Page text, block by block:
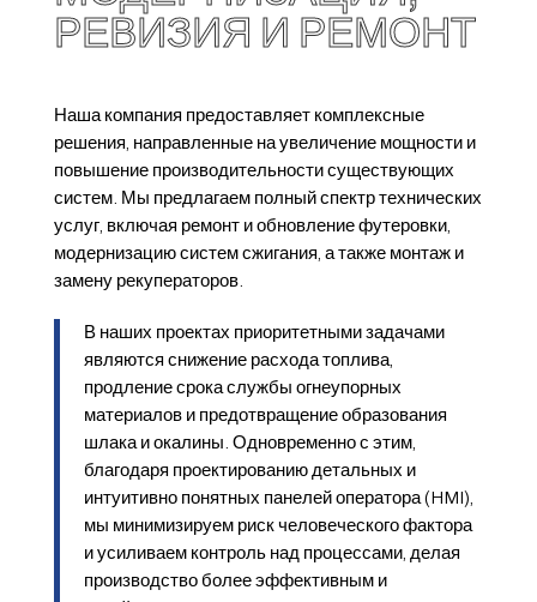
РЕВИЗИЯ И РЕМОНТ
Наша компания предоставляет комплексные
решения, направленные на увеличение мощности и
повышение производительности существующих
систем. Мы предлагаем полный спектр технических
услуг, включая ремонт и обновление футеровки,
модернизацию систем сжигания, а также монтаж и
замену рекуператоров.
В наших проектах приоритетными задачами
являются снижение расхода топлива,
продление срока службы огнеупорных
материалов и предотвращение образования
шлака и окалины. Одновременно с этим,
благодаря проектированию детальных и
интуитивно понятных панелей оператора (HMI),
мы минимизируем риск человеческого фактора
и усиливаем контроль над процессами, делая
производство более эффективным и